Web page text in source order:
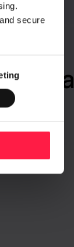
secure
270